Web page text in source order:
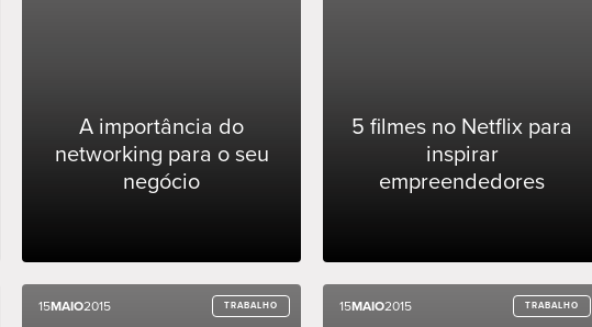
A importância do
networking para o seu
negócio
5 filmes no Netflix para
inspirar
empreendedores
15MAIO2015 TRABALHO
15MAIO2015 TRABALHO 15MAIO2015 TRABALHO
15MAIO2015 TRABALHO